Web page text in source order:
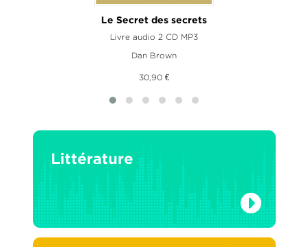
Le Secret des secrets
Livre audio 2 CD MP3
Dan Brown
30,90 €